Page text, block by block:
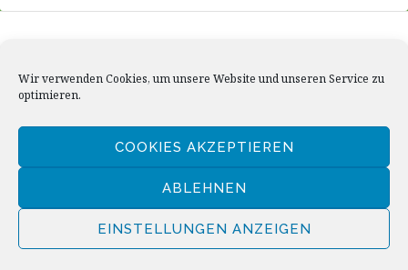
Wir verwenden Cookies, um unsere Website und unseren Service zu
optimieren.
COOKIES AKZEPTIEREN
ABLEHNEN
EINSTELLUNGEN ANZEIGEN
Datenschutzerklärung
Copyright © 2026 · Alle Rechte vorbehalten. · Anglerclub
Niederlahnstein
Gemeinnützige Websitevon GivingPress ·RSS-Feed·